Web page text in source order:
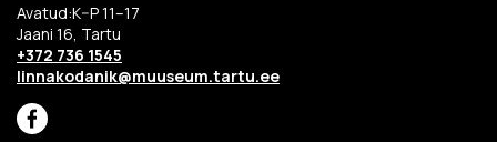
Avatud:K–P 11–17
Jaani 16, Tartu
+372 736 1545
linnakodanik@muuseum.tartu.ee